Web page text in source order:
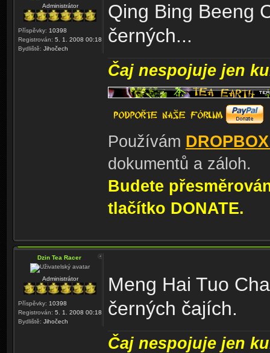
Administrátor
Příspěvky: 10398
Registrován: 5. 1. 2008 00:18
Bydliště: Jihočech
Qing Bing Beeng
černých...
Čaj nespojuje jen
Používám
dokumentů a záloh.
Budete
tlačítko DONATE.
Dzin Tea Racer
Administrátor
Příspěvky: 10398
Registrován: 5. 1. 2008 00:18
Bydliště: Jihočech
Meng Hai Tuo
černých čajích.
Čaj nespojuje jen